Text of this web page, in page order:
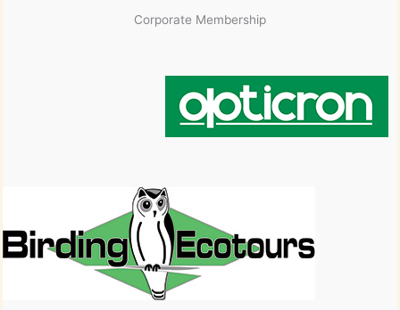
Corporate Membership